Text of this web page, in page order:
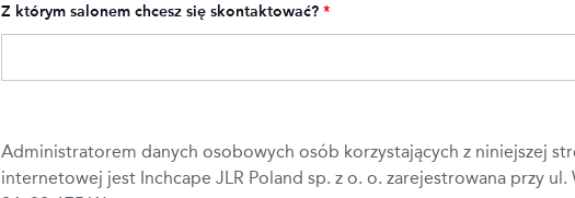
Z którym salonem chcesz się skontaktować? *
Administratorem danych osobowych osób korzystających z niniejszej
internetowej jest Inchcape JLR Poland sp. z o. o. zarejestrowana przy ul.